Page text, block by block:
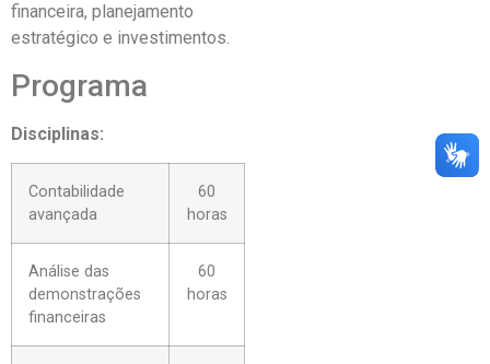
financeira, planejamento
estratégico e investimentos.
Programa
Disciplinas:
Contabilidade
avançada
60
horas
Análise das
demonstrações
financeiras
60
horas